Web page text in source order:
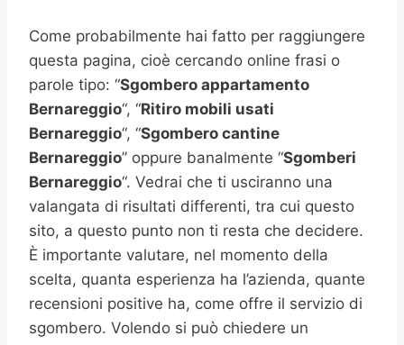
Come probabilmente hai fatto per raggiungere
questa pagina, cioè cercando online frasi o
parole tipo: “Sgombero appartamento
Bernareggio“, “Ritiro mobili usati
Bernareggio“, “Sgombero cantine
Bernareggio” oppure banalmente “Sgomberi
Bernareggio“. Vedrai che ti usciranno una
valangata di risultati differenti, tra cui questo
sito, a questo punto non ti resta che decidere.
È importante valutare, nel momento della
scelta, quanta esperienza ha l’azienda, quante
recensioni positive ha, come offre il servizio di
sgombero. Volendo si può chiedere un